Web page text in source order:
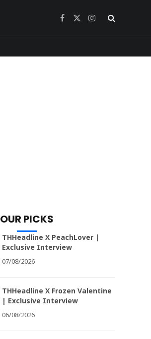
Facebook
X
Instagram
OUR PICKS
THHeadline X PeachLover |
Exclusive Interview
07/08/2026
THHeadline X Frozen Valentine
| Exclusive Interview
06/08/2026